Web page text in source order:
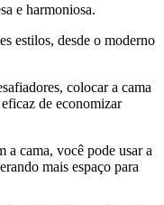
e harmoniosa.
estilos, desde o moderno
colocar a cama
de economizar
a cama, você pode usar a
mais espaço para